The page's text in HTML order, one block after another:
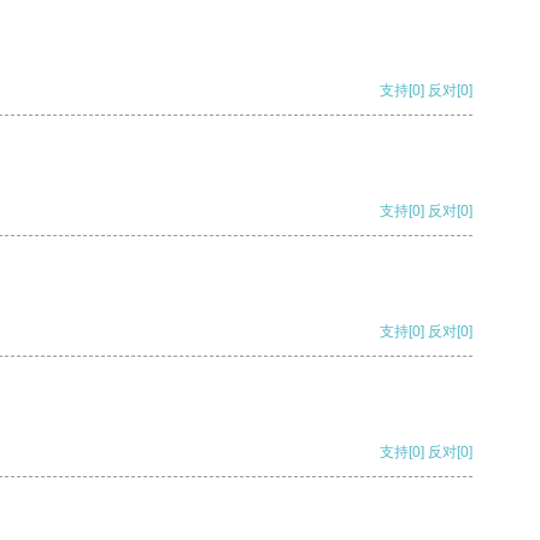
支持[0] 反对[0]
支持[0] 反对[0]
支持[0] 反对[0]
支持[0] 反对[0]